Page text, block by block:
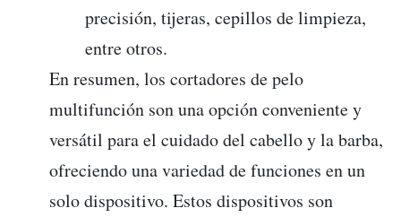
precisión, tijeras, cepillos de limpieza,
entre otros.
En resumen, los cortadores de pelo
multifunción son una opción conveniente y
versátil para el cuidado del cabello y la barba,
ofreciendo una variedad de funciones en un
solo dispositivo. Estos dispositivos son